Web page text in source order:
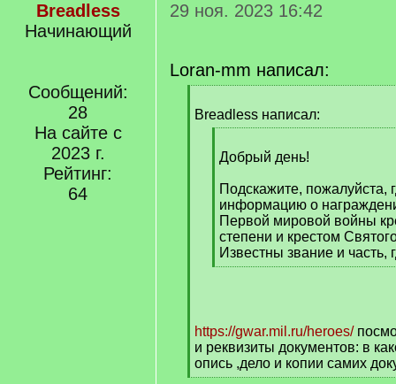
Breadless
Начинающий
Сообщений:
28
На сайте с
2023 г.
Рейтинг:
64
29 ноя. 2023 16:42
Loran-mm написал:
q
Breadless написал:
q
Добрый день!
Подскажите, пожалуйста,
информацию о
Первой мировой войны
степени и крестом
Известны звание и часть,
[
https://gwar.mil.ru/heroes/
и реквизиты документов: в
опись ,дело и копии самих
[